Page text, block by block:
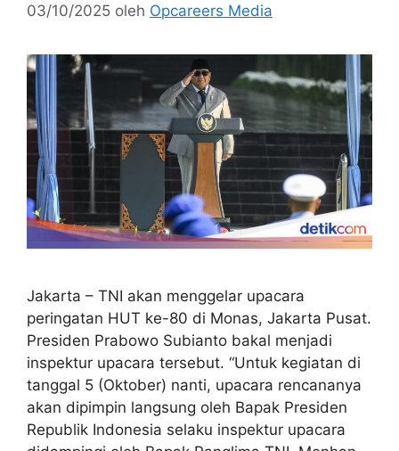
03/10/2025 oleh Opcareers Media
Jakarta – TNI akan menggelar upacara
peringatan HUT ke-80 di Monas, Jakarta Pusat.
Presiden Prabowo Subianto bakal menjadi
inspektur upacara tersebut. “Untuk kegiatan di
tanggal 5 (Oktober) nanti, upacara rencananya
akan dipimpin langsung oleh Bapak Presiden
Republik Indonesia selaku inspektur upacara